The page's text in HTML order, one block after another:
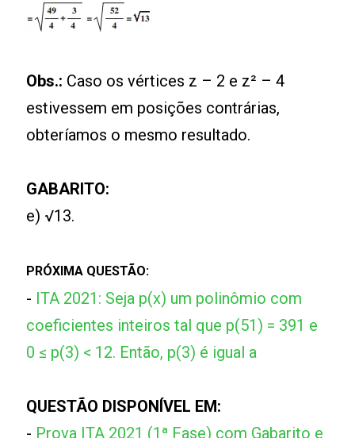
Obs.: Caso os vértices z – 2 e z² – 4
estivessem em posições contrárias,
obteríamos o mesmo resultado.
GABARITO:
e) √13.
PRÓXIMA QUESTÃO:
- ITA 2021: Seja p(x) um polinômio com
coeficientes inteiros tal que p(51) = 391 e
0 ≤ p(3) < 12. Então, p(3) é igual a
QUESTÃO DISPONÍVEL EM:
- Prova ITA 2021 (1ª Fase) com Gabarito e